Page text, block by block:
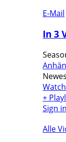
E-Mail
In 3
+
Sign
Alle